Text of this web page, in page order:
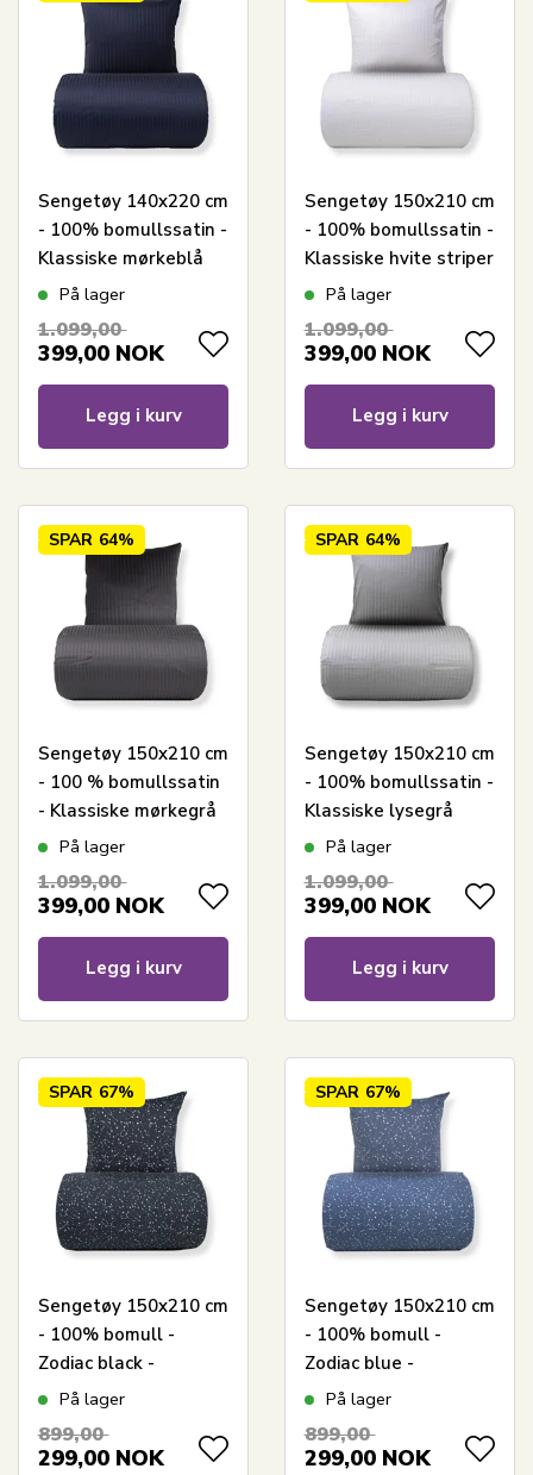
Sengetøy 140x220 cm
- 100% bomullssatin -
Klassiske mørkeblå
striper
På lager
1.099,00
399,00 NOK
Legg i kurv
Sengetøy 150x210 cm
- 100% bomullssatin -
Klassiske hvite striper
På lager
1.099,00
399,00 NOK
Legg i kurv
SPAR 64%
Sengetøy 150x210 cm
- 100 % bomullssatin
- Klassiske mørkegrå
striper
På lager
1.099,00
399,00 NOK
Legg i kurv
SPAR 64%
Sengetøy 150x210 cm
- 100% bomullssatin -
Klassiske lysegrå
striper
På lager
1.099,00
399,00 NOK
Legg i kurv
SPAR 67%
Sengetøy 150x210 cm
- 100% bomull -
Zodiac black -
Vendbart med
På lager
899,00
299,00 NOK
SPAR 67%
Sengetøy 150x210 cm
- 100% bomull -
Zodiac blue -
Vendbart med
På lager
899,00
299,00 NOK